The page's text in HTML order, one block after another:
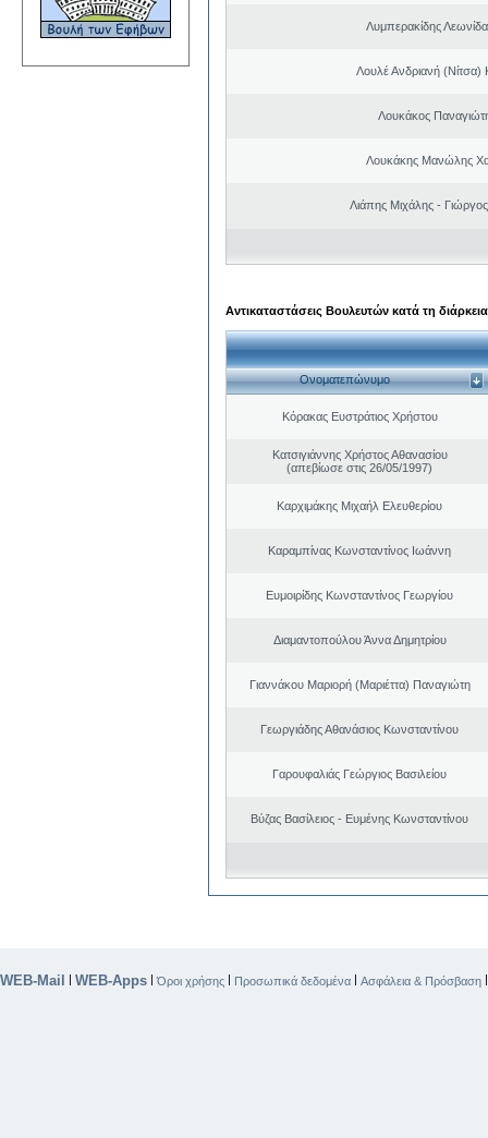
Λυμπερακίδης
Λουλέ Ανδριανή (Νίτσα)
Λουκάκος
Λουκάκης Μανώλης
Λιάπης Μιχάλης -
Αντικαταστάσεις Βουλευτών κατά τη
Ονοματεπώνυμο
Κόρακας Ευστράτιος Χρήστου
Κατσιγιάννης Χρήστος Αθανασίου
(απεβίωσε στις 26/05/1997)
Καρχιμάκης Μιχαήλ Ελευθερίου
Καραμπίνας Κωνσταντίνος Ιωάννη
Ευμοιρίδης Κωνσταντίνος Γεωργίου
Διαμαντοπούλου Άννα Δημητρίου
Γιαννάκου Μαριορή (Μαριέττα) Παναγιώτη
Γεωργιάδης Αθανάσιος Κωνσταντίνου
Γαρουφαλιάς Γεώργιος Βασιλείου
Βύζας Βασίλειος - Ευμένης Κωνσταντίνου
WEB-Mail | WEB-Apps |Όροι χρήσης | Προσωπικά δεδομένα | Ασφάλεια & Πρόσβαση